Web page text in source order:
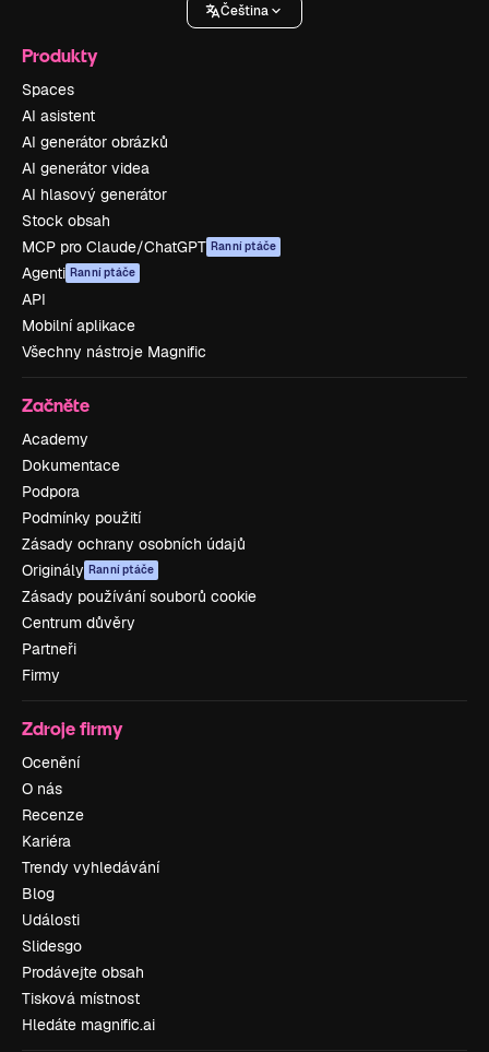
Čeština
Produkty
Spaces
AI asistent
AI generátor obrázků
AI generátor videa
AI hlasový generátor
Stock obsah
MCP pro Claude/ChatGPT Ranní ptáče
Agenti Ranní ptáče
API
Mobilní aplikace
Všechny nástroje Magnific
Začněte
Academy
Dokumentace
Podpora
Podmínky použití
Zásady ochrany osobních údajů
Originály Ranní ptáče
Zásady používání souborů cookie
Centrum důvěry
Partneři
Firmy
Zdroje firmy
Ocenění
O nás
Recenze
Kariéra
Trendy vyhledávání
Blog
Události
Slidesgo
Prodávejte obsah
Tisková místnost
Hledáte magnific.ai